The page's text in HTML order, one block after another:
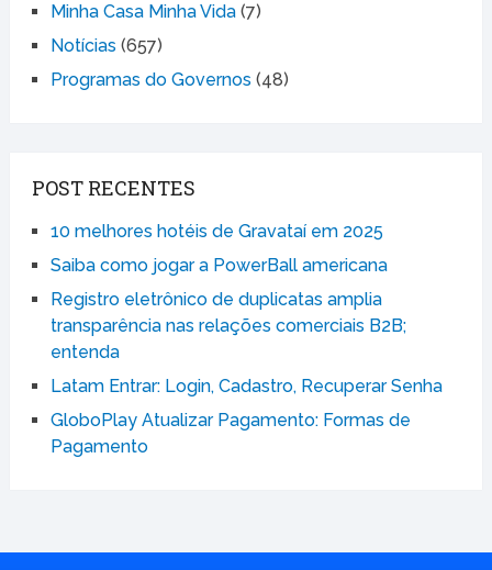
Minha Casa Minha Vida(7)
Notícias (657)
Programas do Governos (48)
POST RECENTES
10 melhores hotéis de Gravataí em 2025
Saiba como jogar a PowerBall americana
Registro eletrônico de duplicatas amplia
transparência nas relações comerciais B2B;
entenda
Latam Entrar: Login, Cadastro, Recuperar Senha
GloboPlay Atualizar Pagamento: Formas de
Pagamento